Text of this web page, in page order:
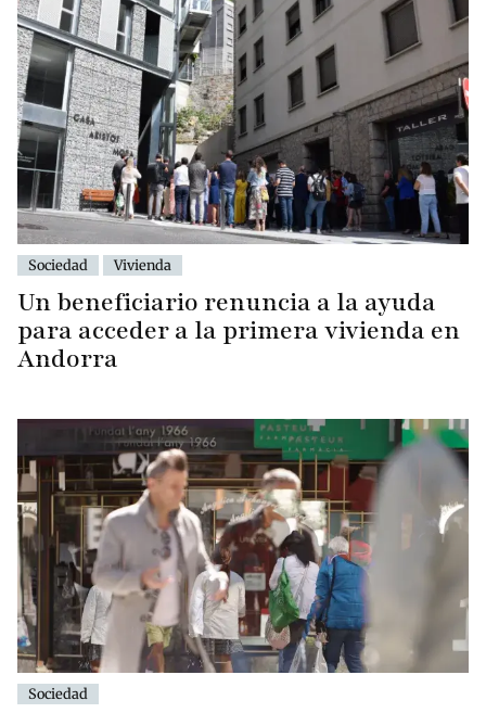
Sociedad Vivienda
Un beneficiario renuncia a la ayuda
para acceder a la primera vivienda en
Andorra
Sociedad